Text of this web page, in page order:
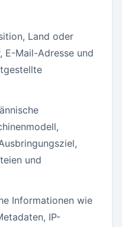
Land oder
E-Mail-Adresse und
und
Informationen wie
IP-